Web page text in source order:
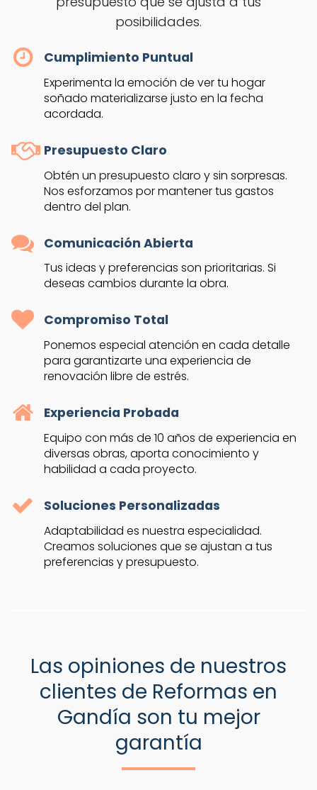
posibilidades.
Cumplimiento Puntual
Experimenta la emoción de ver tu hogar
soñado materializarse justo en la fecha
acordada.
Presupuesto Claro
Obtén un presupuesto claro y sin sorpresas.
Nos esforzamos por mantener tus gastos
dentro del plan.
Comunicación Abierta
Tus ideas y preferencias son prioritarias. Si
deseas cambios durante la obra.
Compromiso Total
Ponemos especial atención en cada detalle
para garantizarte una experiencia de
renovación libre de estrés.
Experiencia Probada
Equipo con más de 10 años de experiencia en
diversas obras, aporta conocimiento y
habilidad a cada proyecto.
Soluciones Personalizadas
Adaptabilidad es nuestra especialidad.
Creamos soluciones que se ajustan a tus
preferencias y presupuesto.
Las opiniones de nuestros
clientes de Reformas en
Gandía son tu mejor
garantía